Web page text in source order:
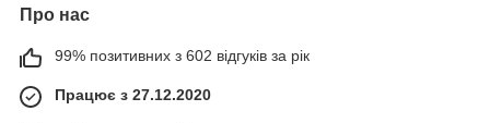
Про нас
99% позитивних з 602 відгуків за рік
Працює з 27.12.2020